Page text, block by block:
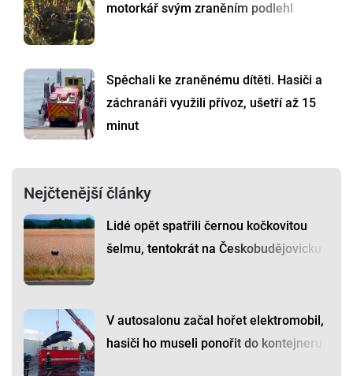
motorkář svým zraněním podlehl
Spěchali ke zraněnému dítěti. Hasiči a
záchranáři využili přívoz, ušetří až 15
minut
Nejčtenější články
Lidé opět spatřili černou kočkovitou
šelmu, tentokrát na Českobudějovicku
V autosalonu začal hořet elektromobil,
hasiči ho museli ponořit do kontejneru